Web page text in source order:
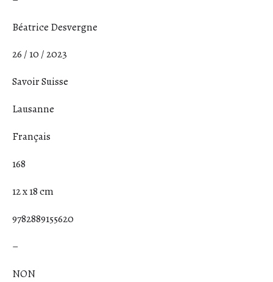
Béatrice Desvergne
26 / 10 / 2023
Savoir Suisse
Lausanne
Français
168
12 x 18 cm
9782889155620
–
NON